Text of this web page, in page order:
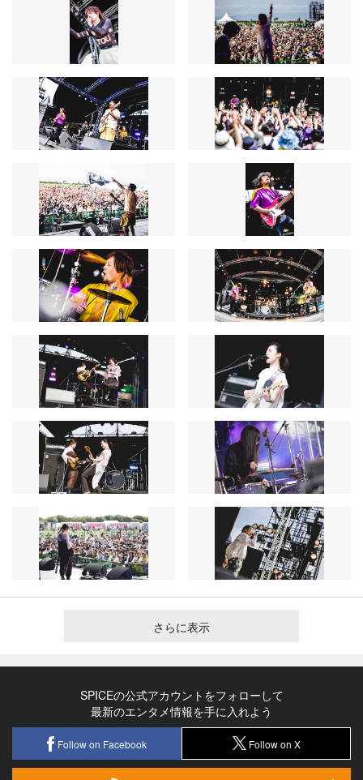
さらに表示
SPICEの公式アカウントをフォローして
最新のエンタメ情報を手に入れよう
Follow on Facebook Follow on X